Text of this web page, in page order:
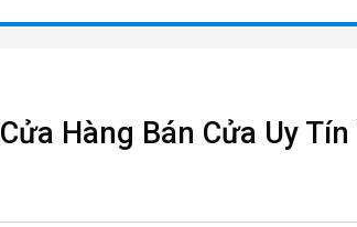
Cửa Hàng Bán Cửa Uy